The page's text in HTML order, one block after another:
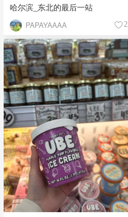
哈尔滨_东北的最后一站
PAPAYAAAA 2